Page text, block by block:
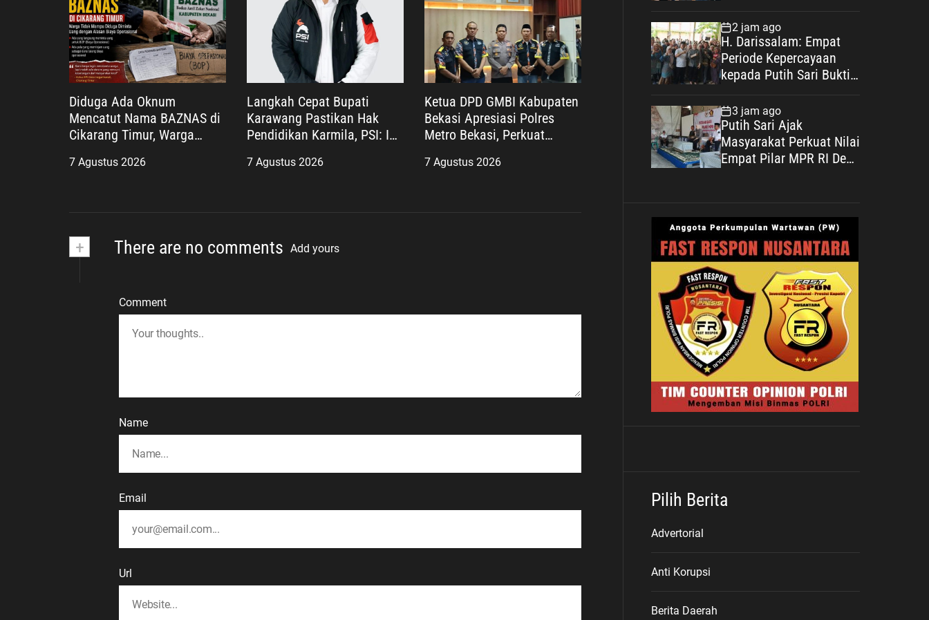
Diduga Ada Oknum
Mencatut Nama BAZNAS di
Cikarang Timur, Warga
Uang dengan Dalih Biaya
7 Agustus 2026
Langkah Cepat Bupati
Karawang Pastikan Hak
Pendidikan Karmila, PSI: Ini
yang Humanis
7 Agustus 2026
Ketua DPD GMBI Kabupaten
Bekasi Apresiasi Polres
Metro Bekasi, Perkuat
Kepolisian Demi Kamtibmas
7 Agustus 2026
+ There are no comments Add yours
Comment
Name
Email
Url
Masyarakat dan
Kepolisian Demi
Kamtibmas yang
Kondusif
2 jam ago
H. Darissalam: Empat
Periode Kepercayaan
kepada Putih Sari Bukti
Masyarakat
3 jam ago
Putih Sari Ajak
Masyarakat Perkuat Nilai
Empat Pilar MPR RI Demi
Pilih Berita
Advertorial
Anti Korupsi
Berita Daerah